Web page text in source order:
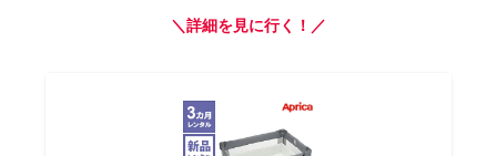
＼詳細を見に行く！／